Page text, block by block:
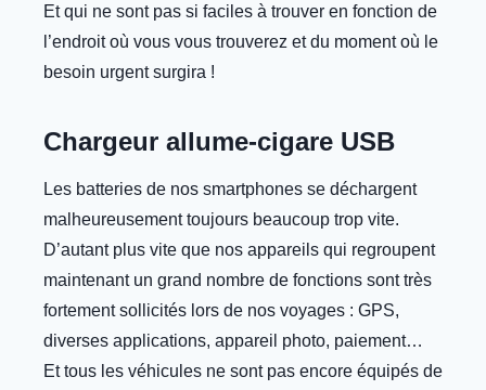
Et qui ne sont pas si faciles à trouver en fonction de
l’endroit où vous vous trouverez et du moment où le
besoin urgent surgira !
Chargeur allume-cigare USB
Les batteries de nos smartphones se déchargent
malheureusement toujours beaucoup trop vite.
D’autant plus vite que nos appareils qui regroupent
maintenant un grand nombre de fonctions sont très
fortement sollicités lors de nos voyages : GPS,
diverses applications, appareil photo, paiement…
Et tous les véhicules ne sont pas encore équipés de